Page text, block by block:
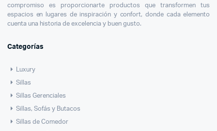
compromiso es proporcionarte productos que transformen tus
espacios en lugares de inspiración y confort, donde cada elemento
cuenta una historia de excelencia y buen gusto.
Categorías
Luxury
Sillas
Sillas Gerenciales
Sillas, Sofás y Butacos
Sillas de Comedor